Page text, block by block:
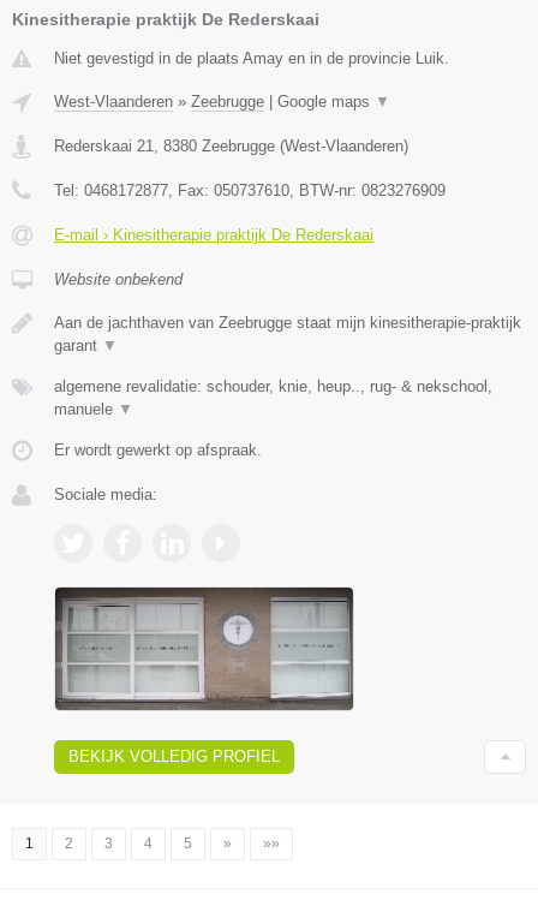
Kinesitherapie praktijk De Rederskaai
Niet gevestigd in de plaats Amay en in de provincie Luik.
West-Vlaanderen » Zeebrugge | Google maps ▼
Rederskaai 21 8380 Zeebrugge (West-Vlaanderen)
Tel: 0468172877 , Fax: 050737610 , BTW-nr: 0823276909
E-mail › Kinesitherapie praktijk De Rederskaai
Website onbekend
Aan de jachthaven van Zeebrugge staat mijn kinesitherapie-praktijk
garant ▼
algemene revalidatie: schouder, knie, heup.., rug- & nekschool,
manuele ▼
Er wordt gewerkt op afspraak.
Sociale media:
BEKIJK VOLLEDIG PROFIEL
1 2 3 4 5 » »»